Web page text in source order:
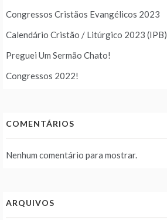
Congressos Cristãos Evangélicos 2023
Calendário Cristão / Litúrgico 2023 (IPB)
Preguei Um Sermão Chato!
Congressos 2022!
COMENTÁRIOS
Nenhum comentário para mostrar.
ARQUIVOS